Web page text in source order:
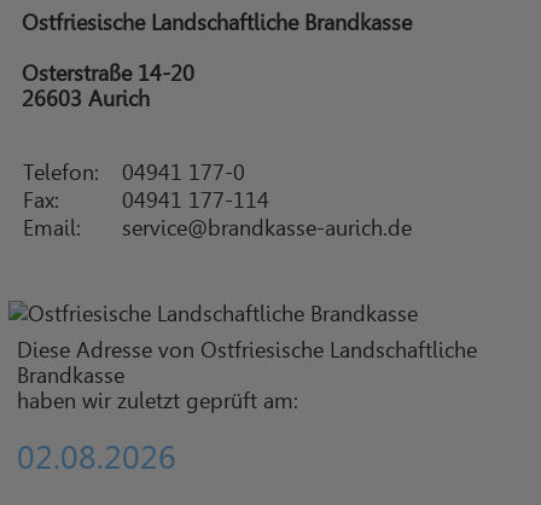
Ostfriesische Landschaftliche Brandkasse
Osterstraße 14-20
26603 Aurich
Telefon:
04941 177-0
Fax:
04941 177-114
Email:
service@brandkasse-aurich.de
Diese Adresse von Ostfriesische Landschaftliche
Brandkasse
haben wir zuletzt geprüft am:
02.08.2026